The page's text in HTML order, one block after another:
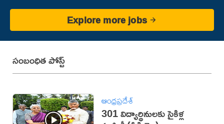
Explore more jobs
సంబంధిత పోస్ట్
ఆంధ్రప్రదేశ్
301 విద్యార్థినులకు సైకిళ్ల